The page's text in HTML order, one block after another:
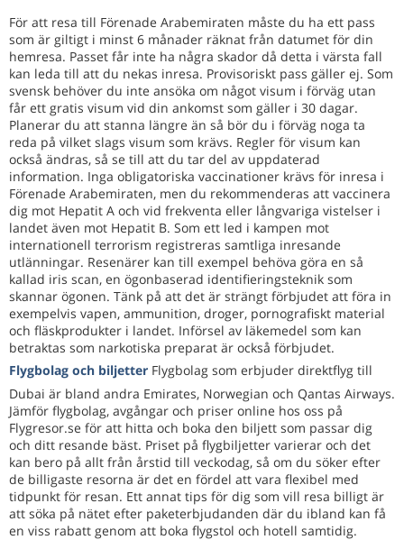
För att resa till Förenade Arabemiraten måste du ha ett pass
som är giltigt i minst 6 månader räknat från datumet för din
hemresa. Passet får inte ha några skador då detta i värsta fall
kan leda till att du nekas inresa. Provisoriskt pass gäller ej. Som
svensk behöver du inte ansöka om något visum i förväg utan
får ett gratis visum vid din ankomst som gäller i 30 dagar.
Planerar du att stanna längre än så bör du i förväg noga ta
reda på vilket slags visum som krävs. Regler för visum kan
också ändras, så se till att du tar del av uppdaterad
information. Inga obligatoriska vaccinationer krävs för inresa i
Förenade Arabemiraten, men du rekommenderas att vaccinera
dig mot Hepatit A och vid frekventa eller långvariga vistelser i
landet även mot Hepatit B. Som ett led i kampen mot
internationell terrorism registreras samtliga inresande
utlänningar. Resenärer kan till exempel behöva göra en så
kallad iris scan, en ögonbaserad identifieringsteknik som
skannar ögonen. Tänk på att det är strängt förbjudet att föra in
exempelvis vapen, ammunition, droger, pornografiskt material
och fläskprodukter i landet. Införsel av läkemedel som kan
betraktas som narkotiska preparat är också förbjudet.
Flygbolag och biljetter Flygbolag som erbjuder direktflyg till
Dubai är bland andra Emirates, Norwegian och Qantas Airways.
Jämför flygbolag, avgångar och priser online hos oss på
Flygresor.se för att hitta och boka den biljett som passar dig
och ditt resande bäst. Priset på flygbiljetter varierar och det
kan bero på allt från årstid till veckodag, så om du söker efter
de billigaste resorna är det en fördel att vara flexibel med
tidpunkt för resan. Ett annat tips för dig som vill resa billigt är
att söka på nätet efter paketerbjudanden där du ibland kan få
en viss rabatt genom att boka flygstol och hotell samtidig.